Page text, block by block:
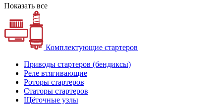
Показать все
Комплектующие стартеров
Приводы стартеров (бендиксы)
Реле втягивающие
Роторы стартеров
Статоры стартеров
Щёточные узлы